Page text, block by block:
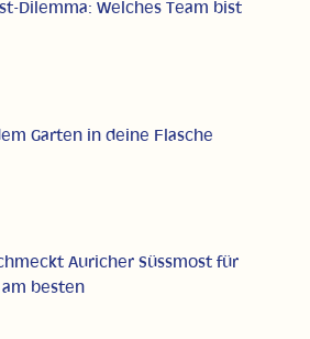
Dilemma: Welches Team bist
Garten in deine Flasche
Auricher Süssmost für
besten